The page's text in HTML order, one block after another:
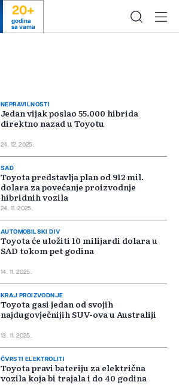
20+
godina
sa vama
NEPRAVILNOSTI
Jedan vijak poslao 55.000 hibrida
direktno nazad u Toyotu
24. 12. 2025.
SAD
Toyota predstavlja plan od 912 mil.
dolara za povećanje proizvodnje
hibridnih vozila
24. 11. 2025.
AUTOMOBILSKI DIV
Toyota će uložiti 10 milijardi dolara u
SAD tokom pet godina
14. 11. 2025.
KRAJ PROIZVODNJE
Toyota gasi jedan od svojih
najdugovječnijih SUV-ova u Australiji
13. 11. 2025.
ČVRSTI ELEKTROLITI
Toyota pravi bateriju za električna
vozila koja bi trajala i do 40 godina